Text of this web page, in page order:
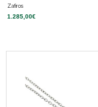
Zafiros
1.285,00€